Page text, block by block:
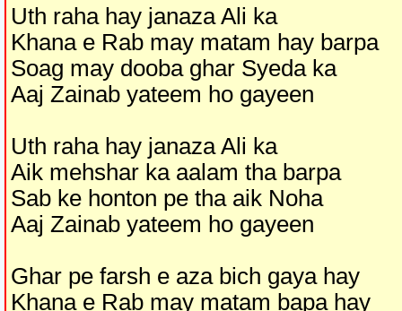
Uth raha hay janaza Ali ka
Khana e Rab may matam hay barpa
Soag may dooba ghar Syeda ka
Aaj Zainab yateem ho gayeen
Uth raha hay janaza Ali ka
Aik mehshar ka aalam tha barpa
Sab ke honton pe tha aik Noha
Aaj Zainab yateem ho gayeen
Ghar pe farsh e aza bich gaya hay
Khana e Rab may matam bapa hay